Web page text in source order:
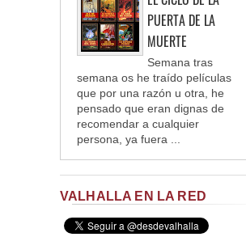
PUERTA DE LA
MUERTE
Semana tras
semana os he traído películas
que por una razón u otra, he
pensado que eran dignas de
recomendar a cualquier
persona, ya fuera ...
VALHALLA EN LA RED